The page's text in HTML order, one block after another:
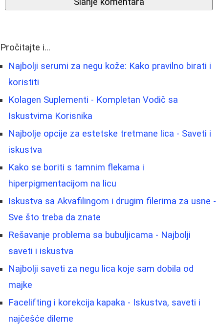
Pročitajte i...
Najbolji serumi za negu kože: Kako pravilno birati i
koristiti
Kolagen Suplementi - Kompletan Vodič sa
Iskustvima Korisnika
Najbolje opcije za estetske tretmane lica - Saveti i
iskustva
Kako se boriti s tamnim flekama i
hiperpigmentacijom na licu
Iskustva sa Akvafilingom i drugim filerima za usne -
Sve što treba da znate
Rešavanje problema sa bubuljicama - Najbolji
saveti i iskustva
Najbolji saveti za negu lica koje sam dobila od
majke
Facelifting i korekcija kapaka - Iskustva, saveti i
najčešće dileme